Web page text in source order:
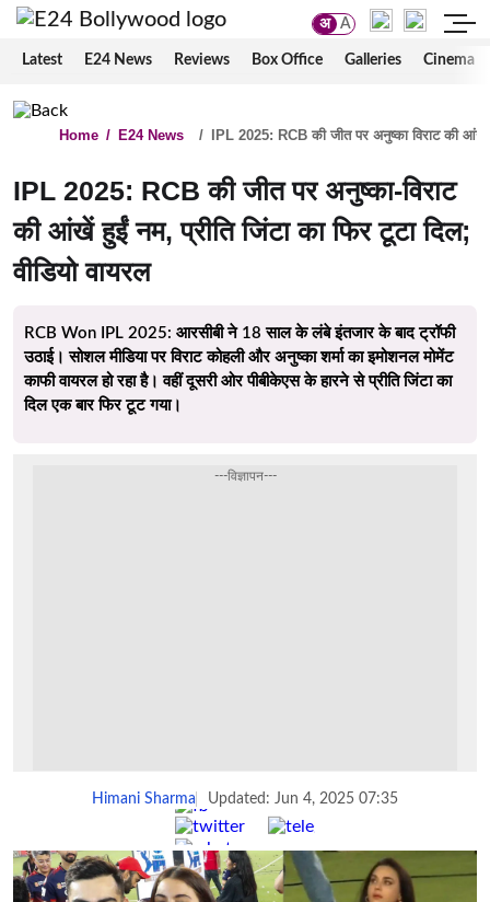
अ A
Latest E24 News Reviews Box Office Galleries Cinema
Home / E24 News / IPL 2025: RCB की जीत पर अनुष्का विराट की आंखें
IPL 2025: RCB की जीत पर अनुष्का-विराट
की आंखें हुईं नम, प्रीति जिंटा का फिर टूटा दिल;
वीडियो वायरल
RCB Won IPL 2025: आरसीबी ने 18 साल के लंबे इंतजार के बाद ट्रॉफी
उठाई। सोशल मीडिया पर विराट कोहली और अनुष्का शर्मा का इमोशनल मोमेंट
काफी वायरल हो रहा है। वहीं दूसरी ओर पीबीकेएस के हारने से प्रीति जिंटा का
दिल एक बार फिर टूट गया।
---विज्ञापन---
Himani Sharma Updated: Jun 4, 2025 07:35
Share :